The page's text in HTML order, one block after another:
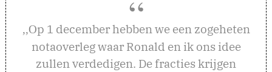
,,Op 1 december hebben we een zogeheten
notaoverleg waar Ronald en ik ons idee
zullen verdedigen. De fracties krijgen